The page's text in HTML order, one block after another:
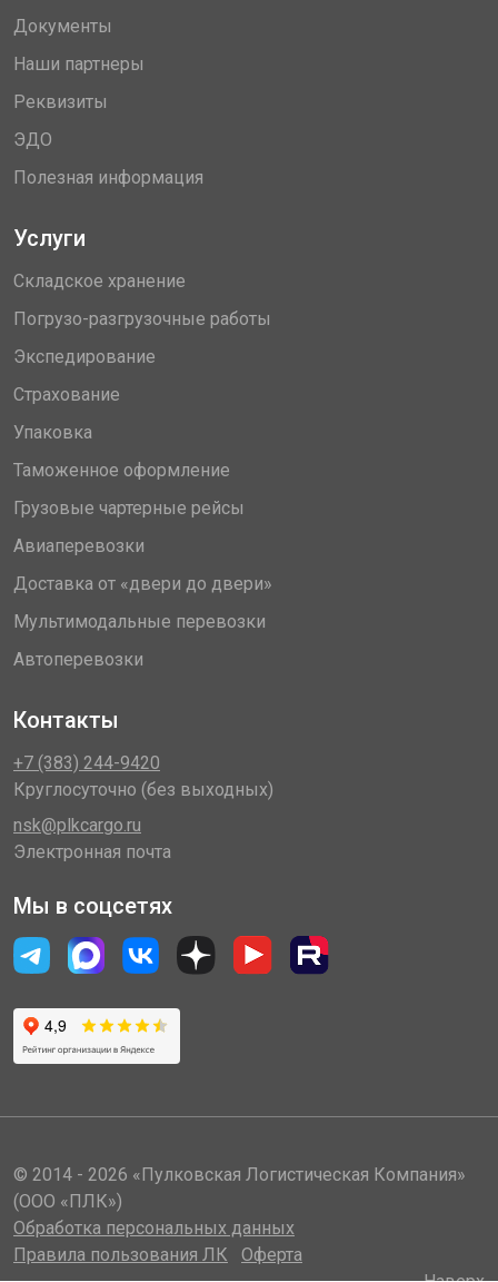
Документы
Наши партнеры
Реквизиты
ЭДО
Полезная информация
Услуги
Складское хранение
Погрузо-разгрузочные работы
Экспедирование
Страхование
Упаковка
Таможенное оформление
Грузовые чартерные рейсы
Авиаперевозки
Доставка от «двери до двери»
Мультимодальные перевозки
Автоперевозки
Контакты
+7 (383) 244-9420
Круглосуточно (без выходных)
nsk@plkcargo.ru
Электронная почта
Мы в соцсетях
© 2014 - 2026 «Пулковская Логистическая Компания»
(ООО «ПЛК»)
Обработка персональных данных
Правила пользования ЛК
Оферта